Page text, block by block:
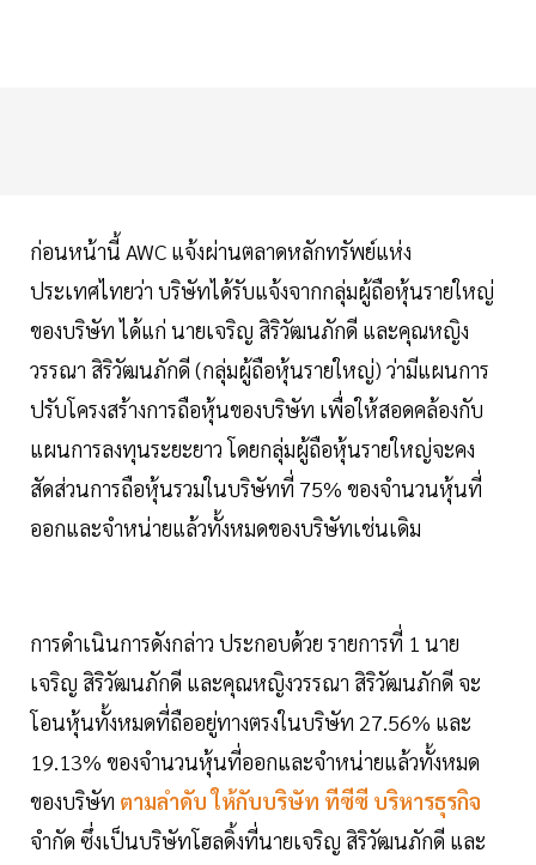
ก่อนหน้านี้ AWC แจ้งผ่านตลาดหลักทรัพย์แห่ง
ประเทศไทยว่า บริษัทได้รับแจ้งจากกลุ่มผู้ถือหุ้นรายใหญ่
ของบริษัท ได้แก่ นายเจริญ สิริวัฒนภักดี และคุณหญิง
วรรณา สิริวัฒนภักดี (กลุ่มผู้ถือหุ้นรายใหญ่) ว่ามีแผนการ
ปรับโครงสร้างการถือหุ้นของบริษัท เพื่อให้สอดคล้องกับ
แผนการลงทุนระยะยาว โดยกลุ่มผู้ถือหุ้นรายใหญ่จะคง
สัดส่วนการถือหุ้นรวมในบริษัทที่ 75% ของจำนวนหุ้นที่
ออกและจำหน่ายแล้วทั้งหมดของบริษัทเช่นเดิม
การดำเนินการดังกล่าว ประกอบด้วย รายการที่ 1 นาย
เจริญ สิริวัฒนภักดี และคุณหญิงวรรณา สิริวัฒนภักดี จะ
โอนหุ้นทั้งหมดที่ถืออยู่ทางตรงในบริษัท 27.56% และ
19.13% ของจำนวนหุ้นที่ออกและจำหน่ายแล้วทั้งหมด
ของบริษัท ตามลำดับ ให้กับบริษัท ทีซีซี บริหารธุรกิจ
จำกัด ซึ่งเป็นบริษัทโฮลดิ้งที่นายเจริญ สิริวัฒนภักดี และ